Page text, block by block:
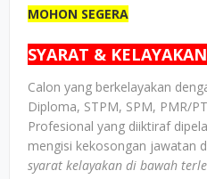
MOHON SEGERA
SYARAT &
Calon yang berkelayakan
Diploma, STPM, SPM, PMR/
Profesional yang diiktiraf
mengisi kekosongan jawatan
syarat kelayakan di bawah